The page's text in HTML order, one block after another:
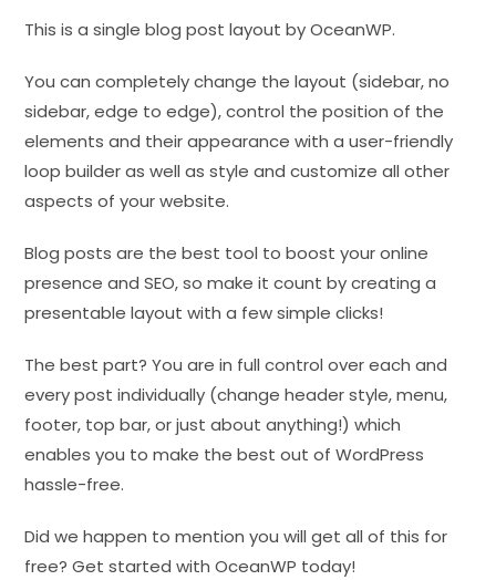
This is a single blog post layout by OceanWP.
You can completely change the layout (sidebar, no
sidebar, edge to edge), control the position of the
elements and their appearance with a user-friendly
loop builder as well as style and customize all other
aspects of your website.
Blog posts are the best tool to boost your online
presence and SEO, so make it count by creating a
presentable layout with a few simple clicks!
The best part? You are in full control over each and
every post individually (change header style, menu,
footer, top bar, or just about anything!) which
enables you to make the best out of WordPress
hassle-free.
Did we happen to mention you will get all of this for
free? Get started with OceanWP today!